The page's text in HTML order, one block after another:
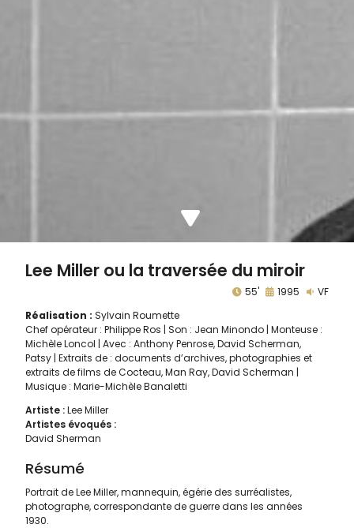
Artiste :Lee Miller
Artistes évoqués :
David Sherman
Lee Miller ou la traversée du miroir
55' 1995
VF
Réalisation : Sylvain Roumette
Chef opérateur : Philippe Ros | Son : Jean Minondo | Monteuse :
Michèle Loncol | Avec : Anthony Penrose, David Scherman,
Patsy | Extraits de : documents d’archives, photographies et
extraits de films de Cocteau, Man Ray, David Scherman |
Musique : Marie-Michèle Banaletti
Résumé
Portrait de Lee Miller, mannequin, égérie des surréalistes,
photographe, correspondante de guerre dans les années
1930.